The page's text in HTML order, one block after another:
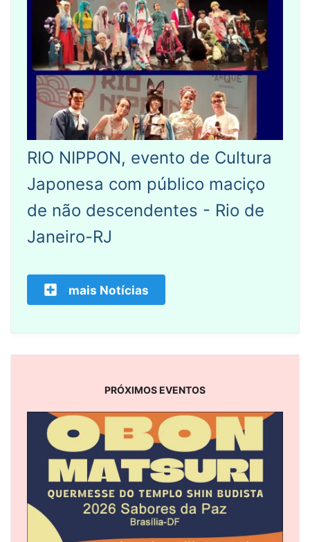
RIO NIPPON, evento de Cultura
Japonesa com público maciço
de não descendentes - Rio de
Janeiro-RJ
mais Notícias
PRÓXIMOS EVENTOS